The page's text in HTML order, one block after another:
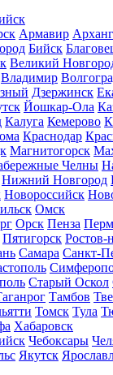
Армавир
Бийск
Великий
Владимир
Дзержинск
Йошкар-Ола
Калуга Кемерово
Краснодар
Магнитогорск
Челны
Нижний Новгород
Новороссийск
Омск
Орск Пенза
Пятигорск Ростов-
Самара Санкт-
Старый Оскол
Тамбов
Томск Тула
Хабаровск
Чебоксары
Якутск